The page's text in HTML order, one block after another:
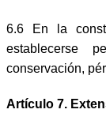
6.6 En la
establecerse
conservación,
Artículo 7.